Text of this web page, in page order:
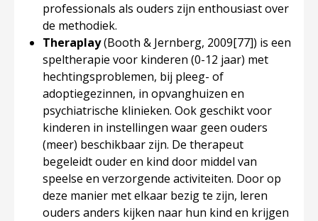
professionals als ouders zijn enthousiast over
de methodiek.
Theraplay(Booth & Jernberg, 2009[77]) is een
speltherapie voor kinderen (0-12 jaar) met
hechtingsproblemen, bij pleeg- of
adoptiegezinnen, in opvanghuizen en
psychiatrische klinieken. Ook geschikt voor
kinderen in instellingen waar geen ouders
(meer) beschikbaar zijn. De therapeut
begeleidt ouder en kind door middel van
speelse en verzorgende activiteiten. Door op
deze manier met elkaar bezig te zijn, leren
ouders anders kijken naar hun kind en krijgen